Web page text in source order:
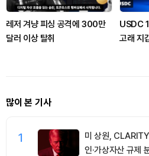
레저 겨냥 피싱 공격에 300만
달러 이상 탈취
USDC
고래 지
많이 본 기사
1
미 상원,
인·가상자산 규제